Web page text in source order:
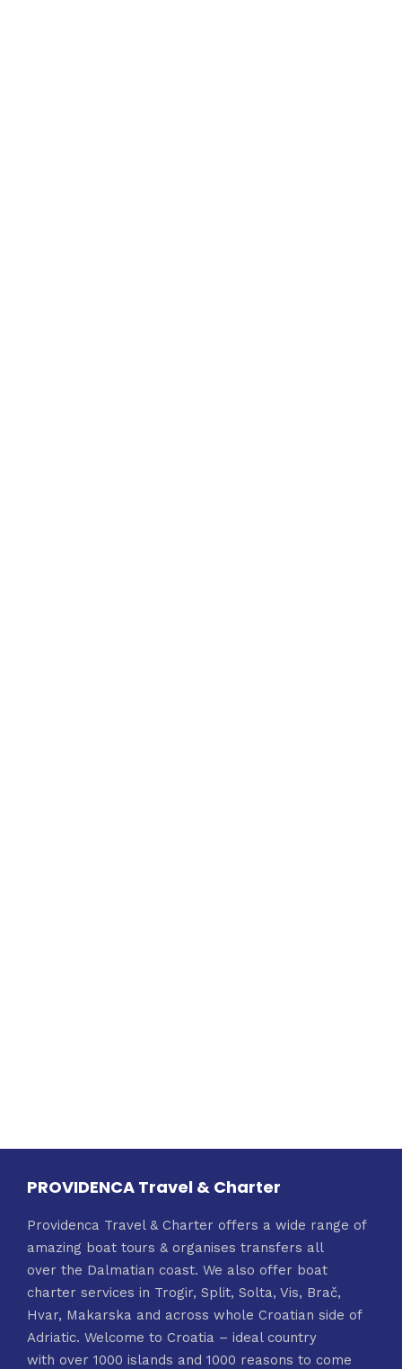
PROVIDENCA Travel & Charter
Providenca Travel & Charter offers a wide range of
amazing boat tours & organises transfers all
over the Dalmatian coast. We also offer boat
charter services in Trogir, Split, Solta, Vis, Brač,
Hvar, Makarska and across whole Croatian side of
Adriatic. Welcome to Croatia – ideal country
with over 1000 islands and 1000 reasons to come